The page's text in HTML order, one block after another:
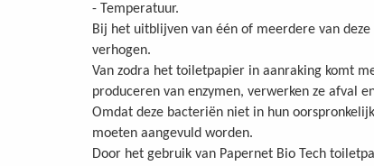
- Temperatuur.
Bij het uitblijven van één of meerdere van
verhogen.
Van zodra het toiletpapier in aanraking komt
produceren van enzymen, verwerken ze afval
Omdat deze bacteriën niet in hun
moeten aangevuld worden.
Door het gebruik van Papernet Bio Tech